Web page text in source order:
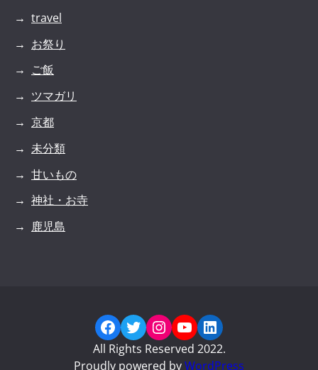
travel
お祭り
ご飯
ツマガリ
京都
未分類
甘いもの
神社・お寺
鹿児島
Facebook
Twitter
Instagram
YouTube
LinkedIn
All Rights Reserved 2022.
Proudly powered byWordPress